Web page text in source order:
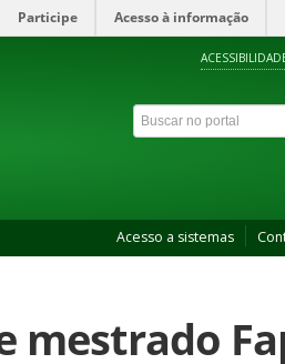
Participe Acesso à informação
Acesso a sistemas
mestrado